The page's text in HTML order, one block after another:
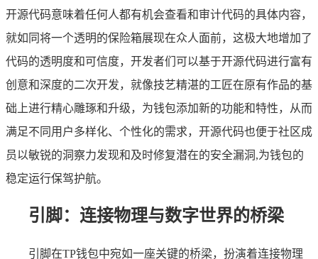
开源代码意味着任何人都有机会查看和审计代码的具体内容，
就如同将一个透明的保险箱展现在众人面前，这极大地增加了
代码的透明度和可信度，开发者们可以基于开源代码进行富有
创意和深度的二次开发，就像技艺精湛的工匠在原有作品的基
础上进行精心雕琢和升级，为钱包添加新的功能和特性，从而
满足不同用户多样化、个性化的需求，开源代码也便于社区成
员以敏锐的洞察力发现和及时修复潜在的安全漏洞,为钱包的
稳定运行保驾护航。
引脚：连接物理与数字世界的桥梁
引脚在TP钱包中宛如一座关键的桥梁，扮演着连接物理